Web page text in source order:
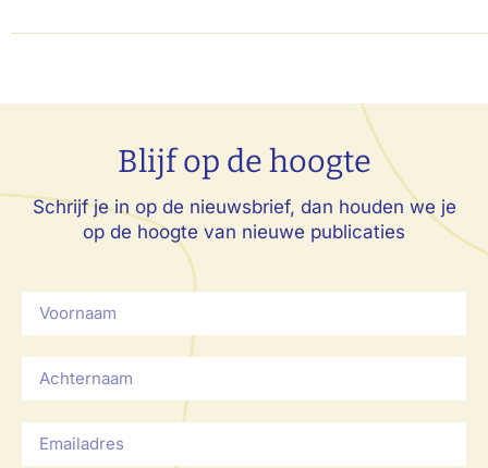
Blijf op de hoogte
Schrijf je in op de nieuwsbrief, dan houden we je
op de hoogte van nieuwe publicaties